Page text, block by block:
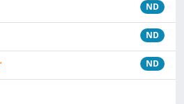
ND
ND
ND